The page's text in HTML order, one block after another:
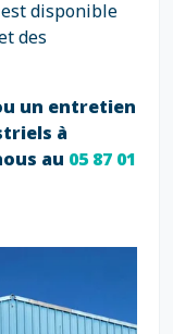
disponible
des
un entretien
à
au 05 87 01